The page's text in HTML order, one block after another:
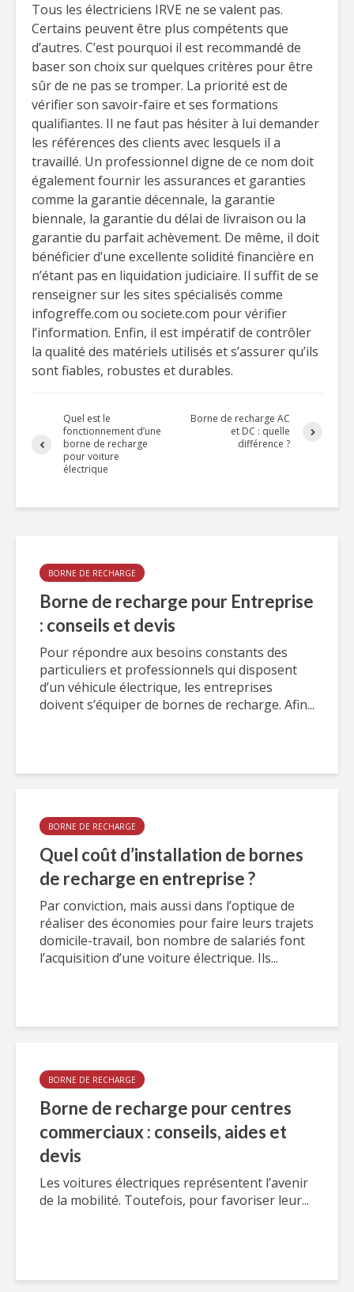
Tous les électriciens IRVE ne se valent pas.
Certains peuvent être plus compétents que
d’autres. C’est pourquoi il est recommandé de
baser son choix sur quelques critères pour être
sûr de ne pas se tromper. La priorité est de
vérifier son savoir-faire et ses formations
qualifiantes. Il ne faut pas hésiter à lui demander
les références des clients avec lesquels il a
travaillé. Un professionnel digne de ce nom doit
également fournir les assurances et garanties
comme la garantie décennale, la garantie
biennale, la garantie du délai de livraison ou la
garantie du parfait achèvement. De même, il doit
bénéficier d’une excellente solidité financière en
n’étant pas en liquidation judiciaire. Il suffit de se
renseigner sur les sites spécialisés comme
infogreffe.com ou societe.com pour vérifier
l’information. Enfin, il est impératif de contrôler
la qualité des matériels utilisés et s’assurer qu’ils
sont fiables, robustes et durables.
Quel est le
fonctionnement d’une
borne de recharge
pour voiture
électrique
Borne de recharge AC
et DC : quelle
différence ?
BORNE DE RECHARGE
Borne de recharge pour Entreprise
: conseils et devis
Pour répondre aux besoins constants des
particuliers et professionnels qui disposent
d’un véhicule électrique, les entreprises
doivent s’équiper de bornes de recharge. Afin...
BORNE DE RECHARGE
Quel coût d’installation de bornes
de recharge en entreprise ?
Par conviction, mais aussi dans l’optique de
réaliser des économies pour faire leurs trajets
domicile-travail, bon nombre de salariés font
l’acquisition d’une voiture électrique. Ils...
BORNE DE RECHARGE
Borne de recharge pour centres
commerciaux : conseils, aides et
devis
Les voitures électriques représentent l’avenir
de la mobilité. Toutefois, pour favoriser leur...